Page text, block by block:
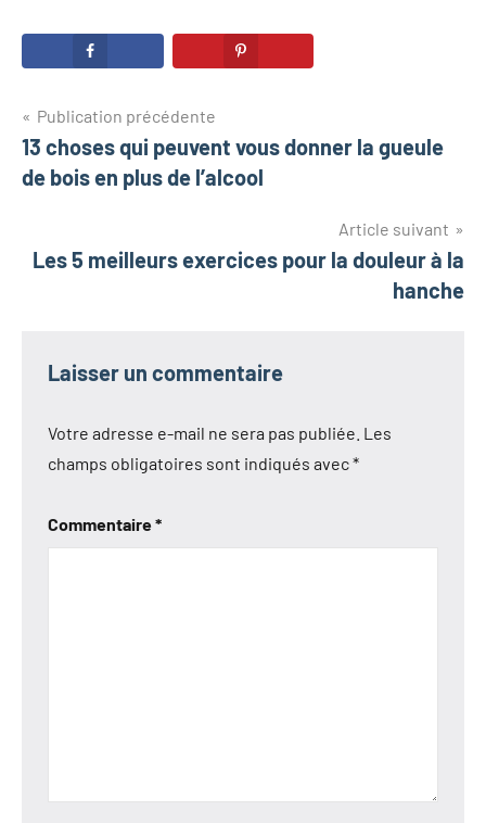
Navigation
de
Publication précédente
13 choses qui peuvent vous donner la gueule
de bois en plus de l’alcool
Article suivant
Les 5 meilleurs exercices pour la douleur à la
hanche
Laisser un commentaire
Votre adresse e-mail ne sera pas publiée. Les
champs obligatoires sont indiqués avec*
Commentaire*